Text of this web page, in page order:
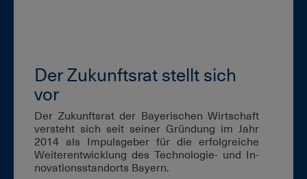
Der Zu­kunfts­rat stellt sich
vor
Der Zu­kunfts­rat der Baye­ri­schen Wirt­schaft
ver­steht sich seit sei­ner Grün­dung im Jahr
2014 als Im­puls­ge­ber für die er­folg­rei­che
Wei­ter­ent­wick­lung des Tech­no­lo­gie- und In­
no­va­ti­ons­stand­orts Bay­ern.